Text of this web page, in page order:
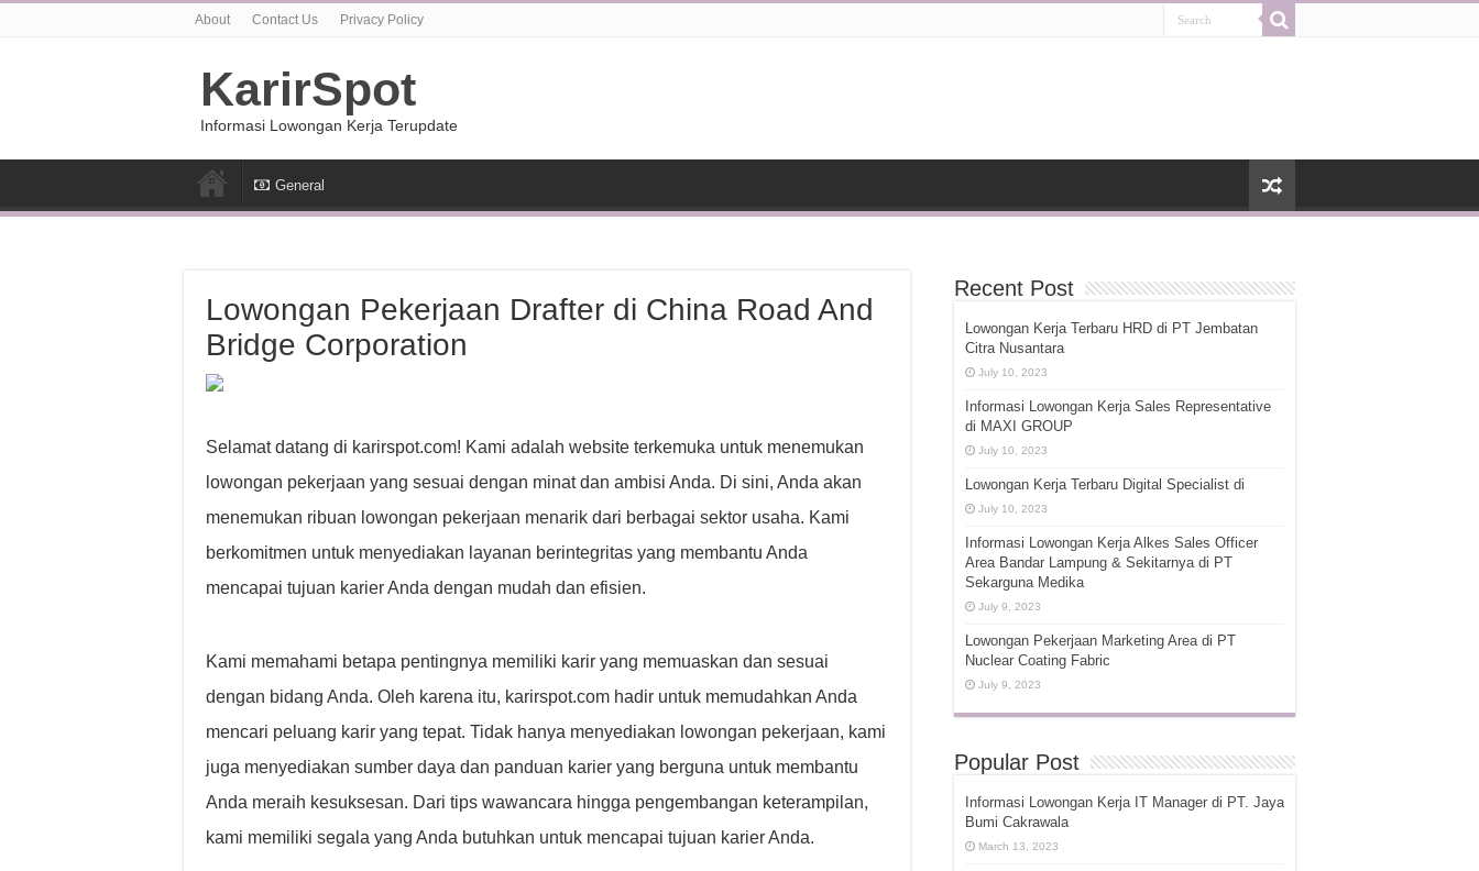
About Contact Us Privacy Policy
KarirSpot
Informasi Lowongan Kerja Terupdate
General
Lowongan Pekerjaan Drafter di China Road And
Bridge Corporation
Selamat datang di karirspot.com! Kami adalah website terkemuka untuk menemukan
lowongan pekerjaan yang sesuai dengan minat dan ambisi Anda. Di sini, Anda akan
menemukan ribuan lowongan pekerjaan menarik dari berbagai sektor usaha. Kami
berkomitmen untuk menyediakan layanan berintegritas yang membantu Anda
mencapai tujuan karier Anda dengan mudah dan efisien.
Kami memahami betapa pentingnya memiliki karir yang memuaskan dan sesuai
dengan bidang Anda. Oleh karena itu, karirspot.com hadir untuk memudahkan Anda
mencari peluang karir yang tepat. Tidak hanya menyediakan lowongan pekerjaan, kami
juga menyediakan sumber daya dan panduan karier yang berguna untuk membantu
Anda meraih kesuksesan. Dari tips wawancara hingga pengembangan keterampilan,
kami memiliki segala yang Anda butuhkan untuk mencapai tujuan karier Anda.
Recent Post
Lowongan Kerja Terbaru HRD di PT Jembatan
Citra Nusantara
July 10, 2023
Informasi Lowongan Kerja Sales Representative
di MAXI GROUP
July 10, 2023
Lowongan Kerja Terbaru Digital Specialist di
July 10, 2023
Informasi Lowongan Kerja Alkes Sales Officer
Area Bandar Lampung & Sekitarnya di PT
Sekarguna Medika
July 9, 2023
Lowongan Pekerjaan Marketing Area di PT
Nuclear Coating Fabric
July 9, 2023
Popular Post
Informasi Lowongan Kerja IT Manager di PT. Jaya
Bumi Cakrawala
March 13, 2023